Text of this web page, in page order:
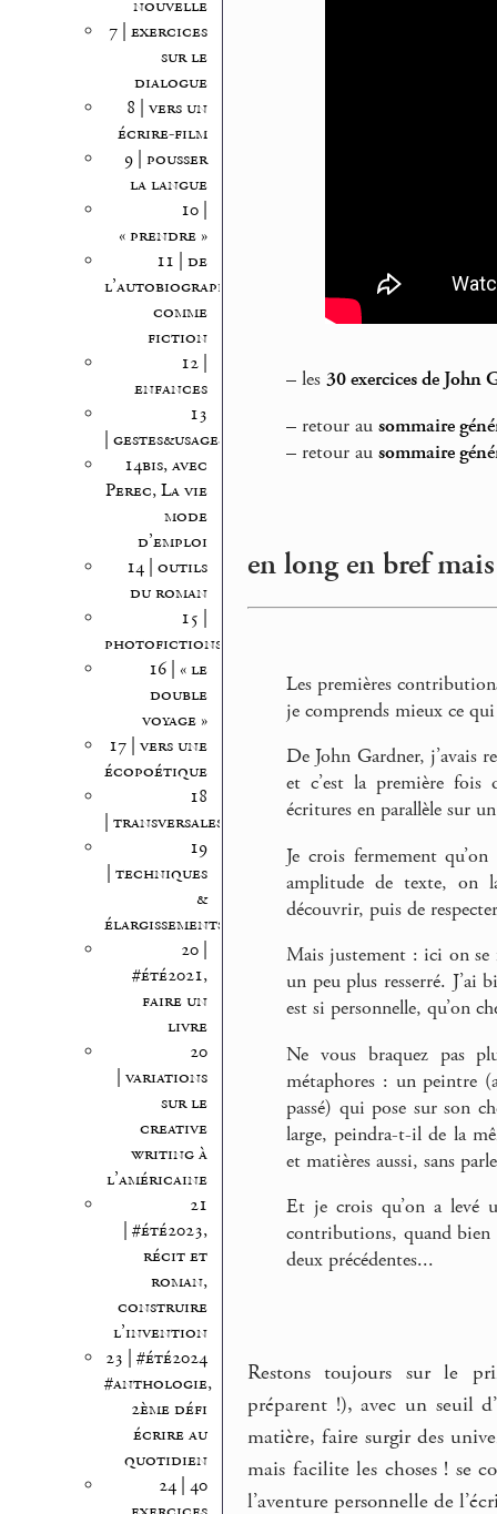
nouvelle
7 | exercices
sur le
dialogue
8 | vers un
écrire-film
9 | pousser
la langue
10 |
« prendre »
11 | de
l’autobiographie
comme
fiction
12 |
enfances
13
| gestes&usages
14bis, avec
Perec, La vie
mode
d’emploi
14 | outils
du roman
15 |
photofictions
16 | « le
double
voyage »
17 | vers une
écopoétique
18
| transversales
19
| techniques
&
élargissements
20 |
#été2021,
faire un
livre
20
| variations
sur le
creative
writing à
l’américaine
21
| #été2023,
récit et
roman,
construire
l’invention
23 | #été2024
#anthologie,
2ème défi
écrire au
quotidien
24 | 40
– les 30 exercices de John
– retour au sommaire
– retour au sommaire
en long en bref
Les premières
je comprends mieux ce
De John Gardner, j’avais
et c’est la première
écritures en parallèle sur
Je crois fermement
amplitude de texte, on
découvrir, puis de
Mais justement : ici on se
un peu plus resserré. J’ai
est si personnelle, qu’on
Ne vous braquez pas
métaphores : un peintre
passé) qui pose sur son
large, peindra-t-il de la
et matières aussi, sans
Et je crois qu’on a levé
contributions, quand bien
deux précédentes...
Restons toujours sur le
préparent !), avec un seuil
matière, faire surgir des
mais facilite les choses ! se
l’aventure personnelle de